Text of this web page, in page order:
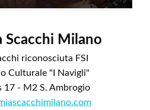
Scacchi Milano
riconosciuta FSI
Culturale "I Navigli"
17 - M2 S. Ambrogio